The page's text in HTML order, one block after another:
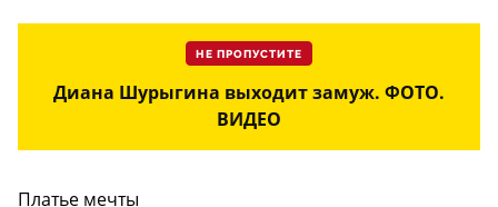
НЕ ПРОПУСТИТЕ
Диана Шурыгина выходит замуж. ФОТО.
ВИДЕО
Платье мечты